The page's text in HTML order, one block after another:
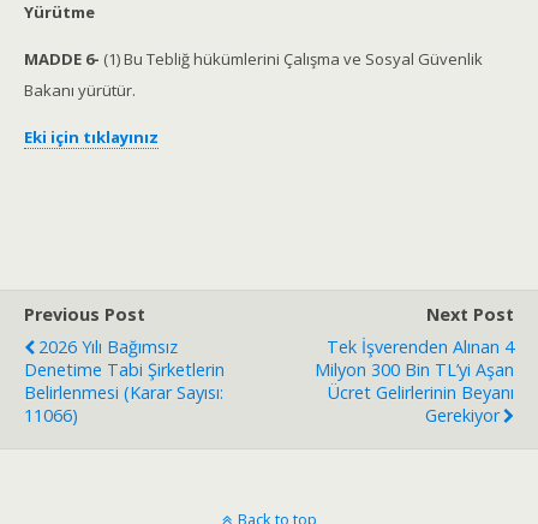
Yürütme
MADDE 6- (1) Bu Tebliğ hükümlerini Çalışma ve Sosyal Güvenlik
Bakanı yürütür.
Eki için tıklayınız
Previous Post
2026 Yılı Bağımsız
Denetime Tabi Şirketlerin
Belirlenmesi (Karar Sayısı:
11066)
Next Post
Tek İşverenden Alınan 4
Milyon 300 Bin TL’yi Aşan
Ücret Gelirlerinin Beyanı
Gerekiyor
Back to top